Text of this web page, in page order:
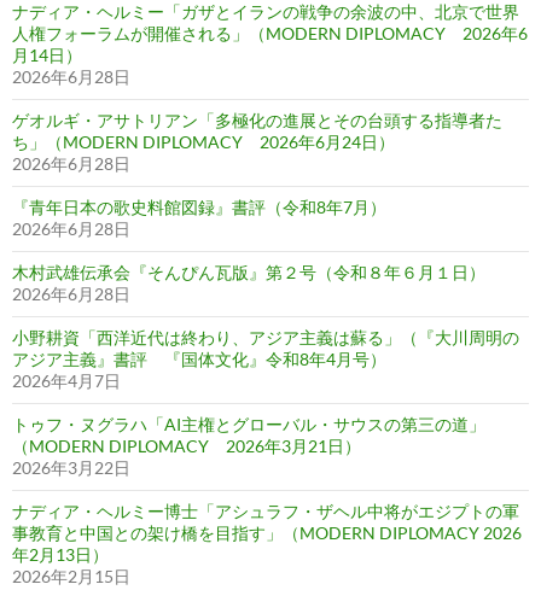
ナディア・ヘルミー「ガザとイランの戦争の余波の中、北京で世界
人権フォーラムが開催される」（MODERN DIPLOMACY 2026年6
月14日）
2026年6月28日
ゲオルギ・アサトリアン「多極化の進展とその台頭する指導者た
ち」（MODERN DIPLOMACY 2026年6月24日）
2026年6月28日
『青年日本の歌史料館図録』書評（令和8年7月）
2026年6月28日
木村武雄伝承会『そんぴん瓦版』第２号（令和８年６月１日）
2026年6月28日
小野耕資「西洋近代は終わり、アジア主義は蘇る」（『大川周明の
アジア主義』書評 『国体文化』令和8年4月号）
2026年4月7日
トゥフ・ヌグラハ「AI主権とグローバル・サウスの第三の道」
（MODERN DIPLOMACY 2026年3月21日）
2026年3月22日
ナディア・ヘルミー博士「アシュラフ・ザヘル中将がエジプトの軍
事教育と中国との架け橋を目指す」（MODERN DIPLOMACY 2026
年2月13日）
2026年2月15日